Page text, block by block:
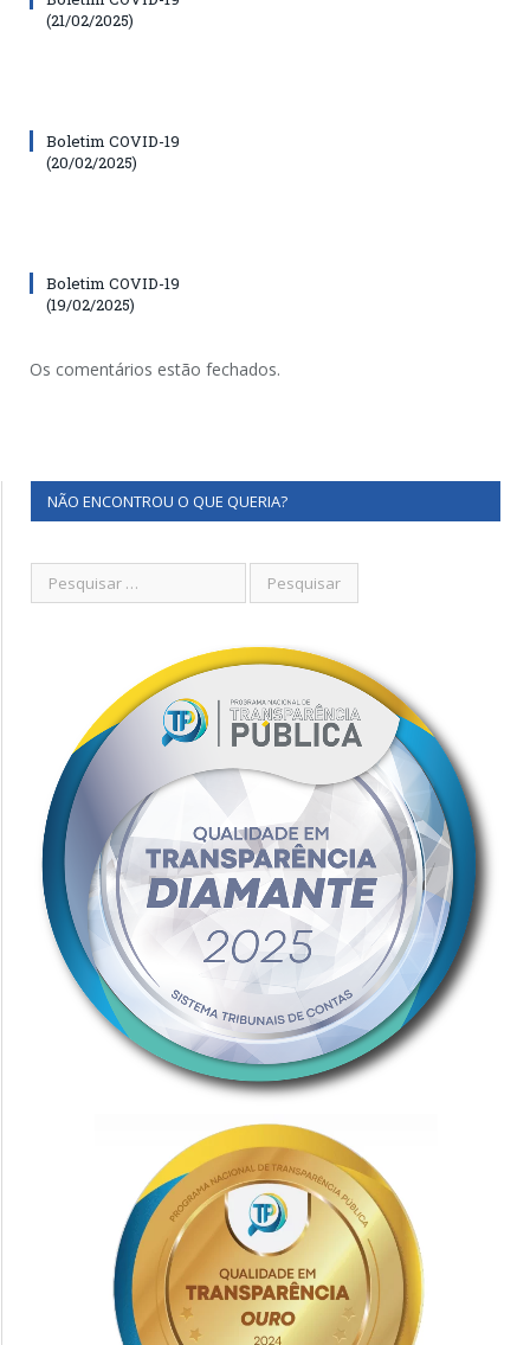
(21/02/2025)
Boletim COVID-19
(20/02/2025)
Boletim COVID-19
(19/02/2025)
Os comentários estão fechados.
NÃO ENCONTROU O QUE QUERIA?